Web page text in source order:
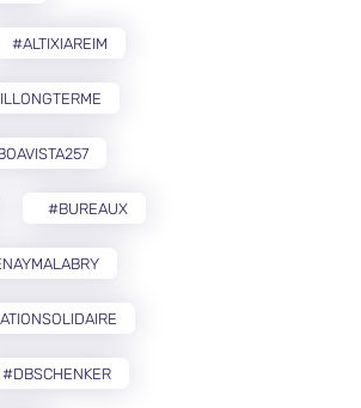
#ALTIXIAREIM
#BUREAUX
#DBSCHENKER